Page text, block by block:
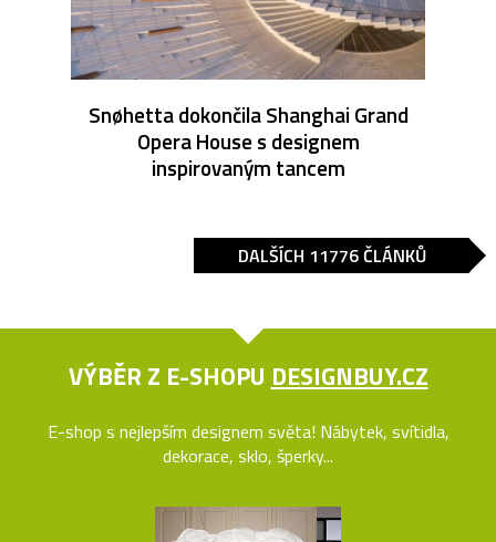
Snøhetta dokončila Shanghai Grand
Opera House s designem
inspirovaným tancem
DALŠÍCH 11776 ČLÁNKŮ
VÝBĚR Z E-SHOPU DESIGNBUY.CZ
E-shop s nejlepším designem světa! Nábytek, svítidla,
dekorace, sklo, šperky...